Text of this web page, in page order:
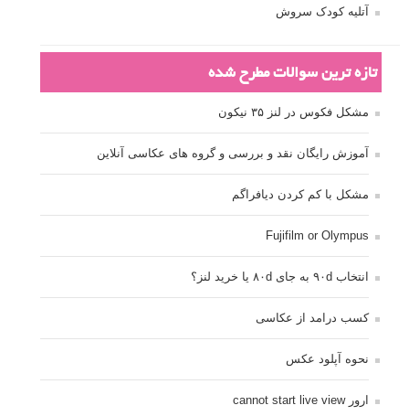
آتلیه کودک سروش
تازه ترین سوالات مطرح شده
مشکل فکوس در لنز ۳۵ نیکون
آموزش رایگان نقد و بررسی و گروه های عکاسی آنلاین
مشکل با کم کردن دیافراگم
Fujifilm or Olympus
انتخاب ۹۰d به جای ۸۰d یا خرید لنز؟
کسب درامد از عکاسی
نحوه آپلود عکس
ارور cannot start live view